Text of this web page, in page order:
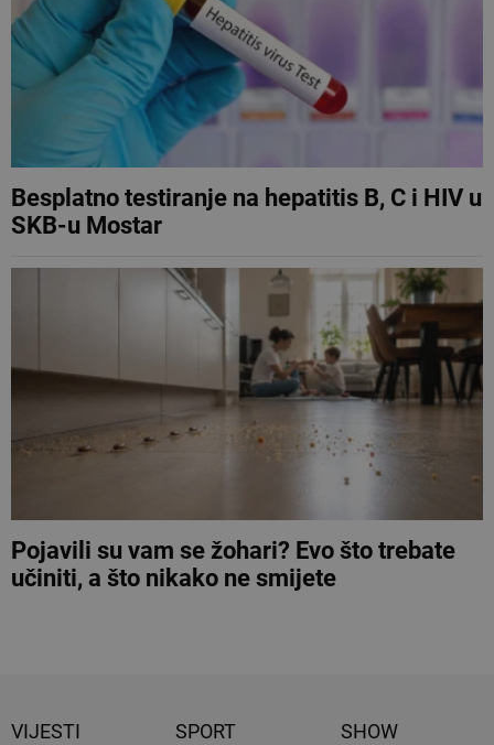
Besplatno testiranje na hepatitis B, C i HIV u
SKB-u Mostar
Pojavili su vam se žohari? Evo što trebate
učiniti, a što nikako ne smijete
VIJESTI SPORT SHOW